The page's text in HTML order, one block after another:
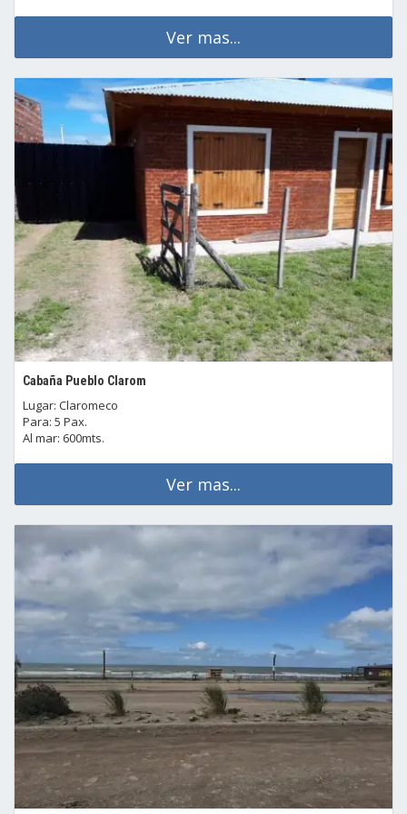
Ver mas...
Cabaña Pueblo Clarom
Lugar: Claromeco
Para: 5 Pax.
Al mar: 600mts.
Ver mas...